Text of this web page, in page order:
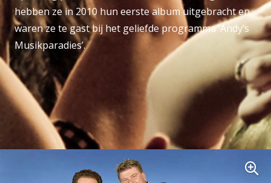
hebben ze in 2010 hun eerste album uitgebracht en
waren ze te gast bij het geliefde programma ‘Andy’s
Musikparadies’.